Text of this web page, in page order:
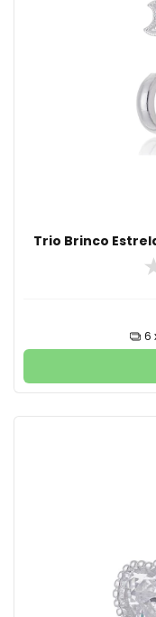
Trio Brinco
6